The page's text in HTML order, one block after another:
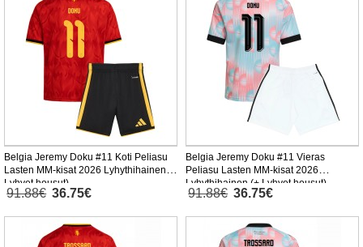
Belgia Jeremy Doku #11 Koti Peliasu
Lasten MM-kisat 2026 Lyhythihainen (+
Lyhyet housut)
91.88€ 36.75€
Belgia Jeremy Doku #11 Vieras
Peliasu Lasten MM-kisat 2026
Lyhythihainen (+ Lyhyet housut)
91.88€ 36.75€